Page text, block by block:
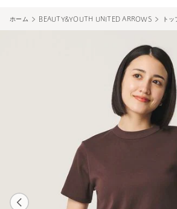
ホーム BEAUTY&YOUTH UNITED ARROWS トッ